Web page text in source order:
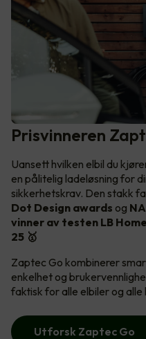
Prisvinneren
Uansett hvilken elbil du
en pålitelig ladeløsning for
sikkerhetskrav. Den stakk
Dot Design awards og
vinner av testen LB
25 🥇
Zaptec Go kombinerer
enkelhet og
faktisk for alle elbiler og alle
Utforsk Zaptec Go